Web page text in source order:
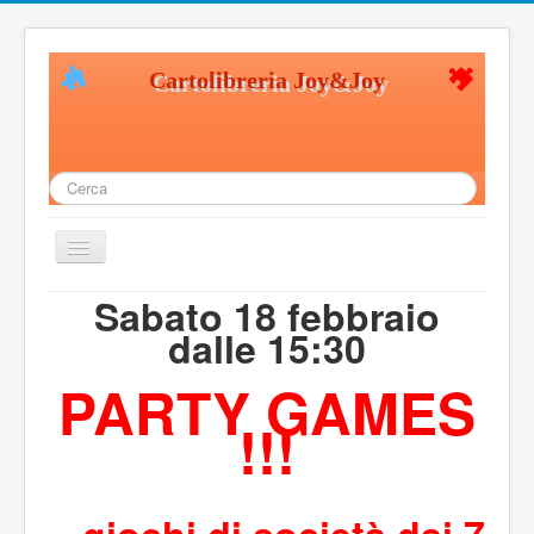
Cartolibreria Joy&Joy
Cerca...
Cambia
navigazione
Home
Giochi creativi
Sabato 18 febbraio
dalle 15:30
PARTY GAMES
!!!